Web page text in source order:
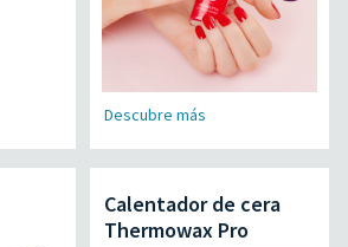
Descubre más
Calentador de cera
Thermowax Pro